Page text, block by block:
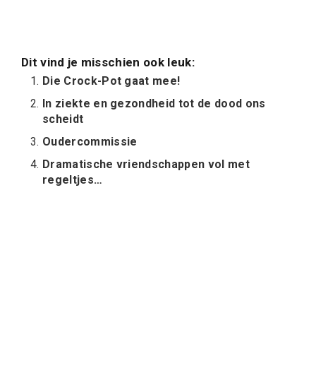
Dit vind je misschien ook leuk:
Die Crock-Pot gaat mee!
In ziekte en gezondheid tot de dood ons
scheidt
Oudercommissie
Dramatische vriendschappen vol met
regeltjes…